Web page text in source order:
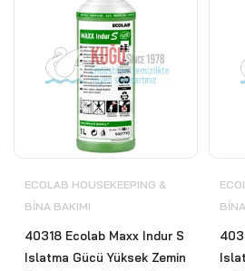
ECOLAB HOUSEKEEPING &
BİNA BAKIMI
40318 Ecolab Maxx Indur S
Islatma Gücü Yüksek Zemin